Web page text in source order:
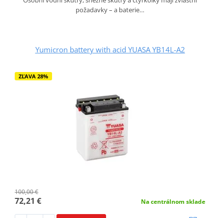
požadavky – a baterie…
Yumicron battery with acid YUASA YB14L-A2
ZĽAVA 28%
100,00 €
72,21 € Na centrálnom sklade